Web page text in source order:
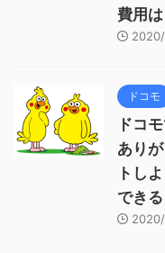
費用
ドコモ
ドコ
あり
トし
できる